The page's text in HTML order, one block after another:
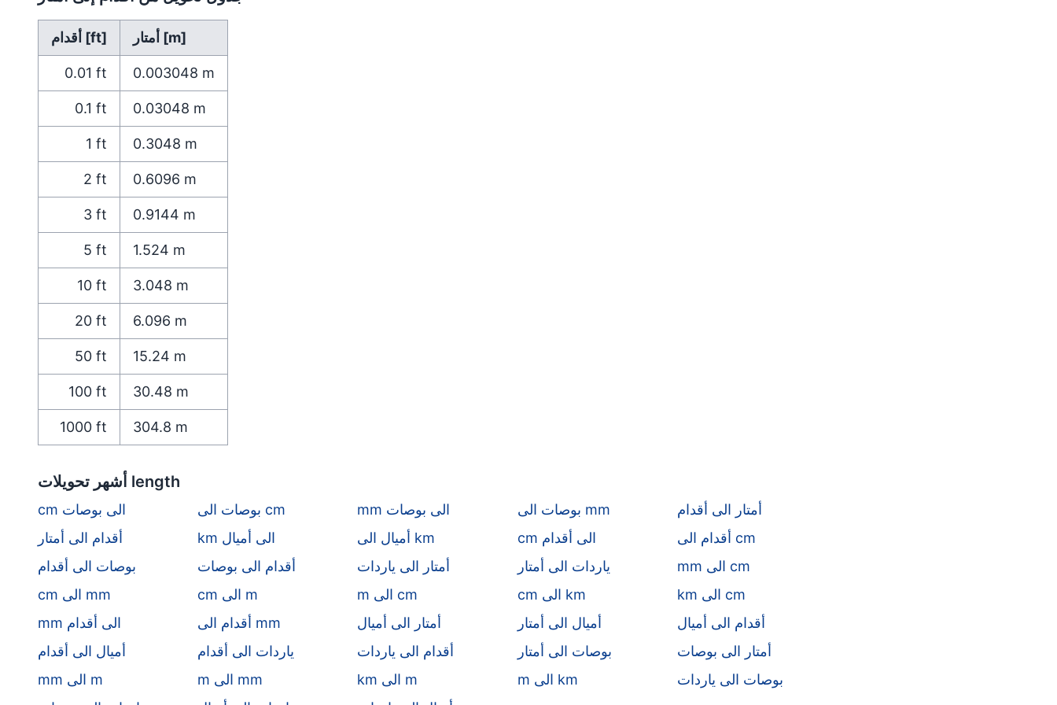
أقدام [ft] أمتار [m]
0.01 ft 0.003048 m
0.1 ft 0.03048 m
1 ft 0.3048 m
2 ft 0.6096 m
3 ft 0.9144 m
5 ft 1.524 m
10 ft 3.048 m
20 ft 6.096 m
50 ft 15.24 m
100 ft 30.48 m
1000 ft 304.8 m
أشهر تحويلات length
cm الى بوصات بوصات الى cm mm الى بوصات بوصات الى mm
أمتار الى أقدام
أقدام الى أمتار
km الى أميال أميال الى km cm الى أقدام
أقدام الى cm
بوصات الى أقدام
أقدام الى بوصات أمتار الى ياردات ياردات الى أمتار
mm الى cm
cm الى mm
cm الى m m الى cm cm الى km
km الى cm
mm الى أقدام
أقدام الى mm أمتار الى أميال أميال الى أمتار
أقدام الى أميال
أميال الى أقدام
ياردات الى أقدام أقدام الى ياردات بوصات الى أمتار
أمتار الى بوصات
mm الى m
m الى mm km الى m m الى km
بوصات الى ياردات